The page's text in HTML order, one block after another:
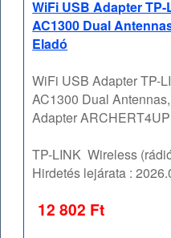
WiFi USB Adapter
AC1300 Dual
Eladó
WiFi USB Adapter TP-
AC1300 Dual
Adapter
TP-LINK Wireless
Hirdetés lejárata :
12 802 Ft